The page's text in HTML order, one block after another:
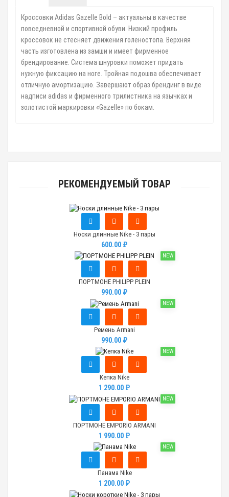
Кроссовки Adidas Gazelle Bold – актуальны в качестве
повседневной и спортивной обуви. Низкий профиль
кроссовок не стесняет движения голеностопа. Верхняя
часть изготовлена из замши и имеет фирменное
брендирование. Система шнуровки поможет придать
нужную фиксацию на ноге. Тройная подошва обеспечивает
отличную амортизацию. Завершают образ брендинг в виде
надписи adidas и фирменного трилистника на язычках и
золотистой маркировки «Gazelle» по бокам.
РЕКОМЕНДУЕМЫЙ ТОВАР
Носки длинные Nike - 3 пары
600.00 ₽
NEW
ПОРТМОНЕ PHILIPP PLEIN
990.00 ₽
NEW
Ремень Armani
990.00 ₽
NEW
Кепка Nike
1 290.00 ₽
NEW
ПОРТМОНЕ EMPORIO ARMANI
1 990.00 ₽
NEW
Панама Nike
1 200.00 ₽